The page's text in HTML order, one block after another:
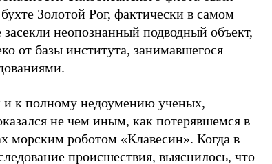
Золотой Рог, фактически в самом
неопознанный подводный объект,
от базы института, занимавшегося
и к полному недоумению ученых,
не чем иным, как потерявшемся в
морским роботом «Клавесин». Когда в
происшествия, выяснилось, что